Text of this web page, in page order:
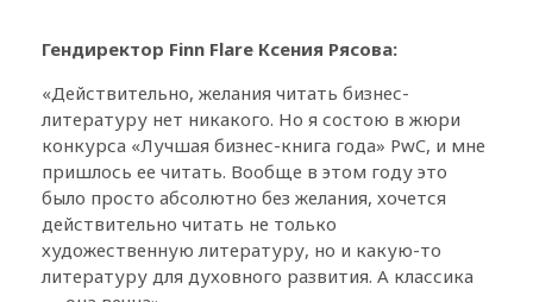
Гендиректор Finn Flare Ксения Рясова:
«Действительно, желания читать бизнес-
литературу нет никакого. Но я состою в жюри
конкурса «Лучшая бизнес-книга года» PwC, и мне
пришлось ее читать. Вообще в этом году это
было просто абсолютно без желания, хочется
действительно читать не только
художественную литературу, но и какую-то
литературу для духовного развития. А классика